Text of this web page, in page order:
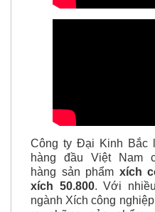
Công ty Đại Kinh Bắc
hàng đầu Việt Nam
hàng sản phẩm xích
xích 50.800. Với
ngành Xích công